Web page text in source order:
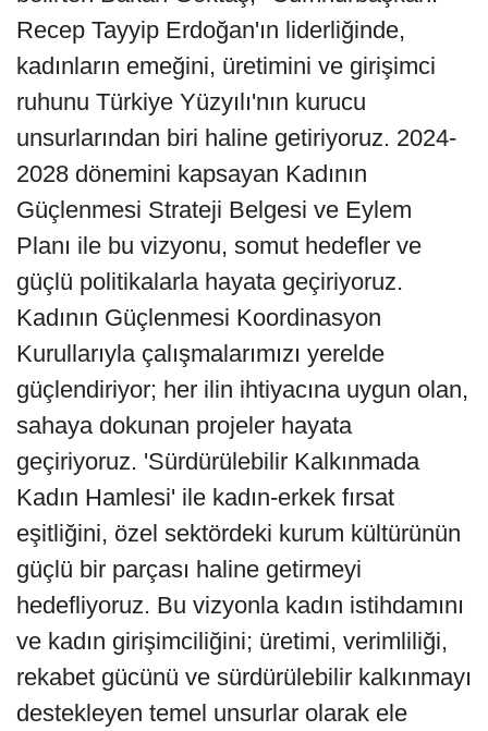
Recep Tayyip Erdoğan'ın liderliğinde,
kadınların emeğini, üretimini ve girişimci
ruhunu Türkiye Yüzyılı'nın kurucu
unsurlarından biri haline getiriyoruz. 2024-
2028 dönemini kapsayan Kadının
Güçlenmesi Strateji Belgesi ve Eylem
Planı ile bu vizyonu, somut hedefler ve
güçlü politikalarla hayata geçiriyoruz.
Kadının Güçlenmesi Koordinasyon
Kurullarıyla çalışmalarımızı yerelde
güçlendiriyor; her ilin ihtiyacına uygun olan,
sahaya dokunan projeler hayata
geçiriyoruz. 'Sürdürülebilir Kalkınmada
Kadın Hamlesi' ile kadın-erkek fırsat
eşitliğini, özel sektördeki kurum kültürünün
güçlü bir parçası haline getirmeyi
hedefliyoruz. Bu vizyonla kadın istihdamını
ve kadın girişimciliğini; üretimi, verimliliği,
rekabet gücünü ve sürdürülebilir kalkınmayı
destekleyen temel unsurlar olarak ele